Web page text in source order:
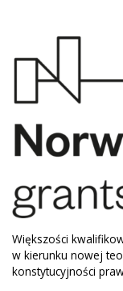
Większości
w kierunku nowej
konstytucyjności